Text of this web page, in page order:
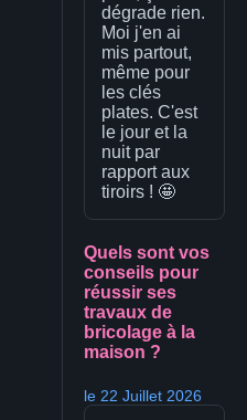
dégrade rien.
Moi j'en ai
mis partout,
même pour
les clés
plates. C'est
le jour et la
nuit par
rapport aux
tiroirs ! 🤩
Quels sont vos
conseils pour
réussir ses
travaux de
bricolage à la
maison ?
le 22 Juillet 2026